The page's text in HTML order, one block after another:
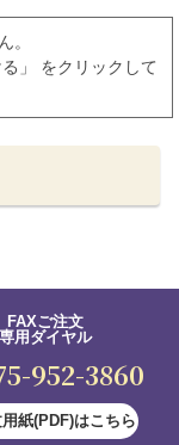
。
」 をクリックして
FAXご注文
専用ダイヤル
952-3860
紙(PDF)はこちら